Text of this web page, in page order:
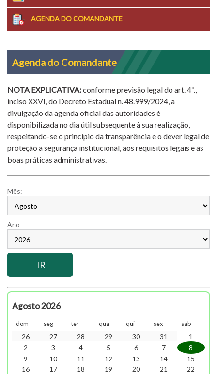
AGENDA DO COMANDANTE
Agenda do Comandante
NOTA EXPLICATIVA:conforme previsão legal do art. 4º.,
inciso XXVI, do Decreto Estadual n. 48.999/2024, a
divulgação da agenda oficial das autoridades é
disponibilizada no dia útil subsequente à sua realização,
respeitando-se o princípio da transparência e o dever legal de
proteção à segurança institucional, aos requisitos legais e às
boas práticas administrativas.
Mês:
Ano
Agosto 2026
dom seg ter qua qui sex sab
26 27 28 29 30 31
1
2
3 4 5 6 7
8
9
10 11 12 13 14
15
16
17 18 19 20 21
22